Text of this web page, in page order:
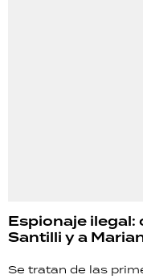
Espionaje ilegal:
Santilli y a
Se tratan de las